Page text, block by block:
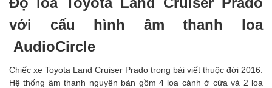
với cấu hình âm thanh loa
AudioCircle
Chiếc xe Toyota Land Cruiser Prado trong bài viết thuộc đời 2016.
Hệ thống âm thanh nguyên bản gồm 4 loa cánh ở cửa và 2 loa